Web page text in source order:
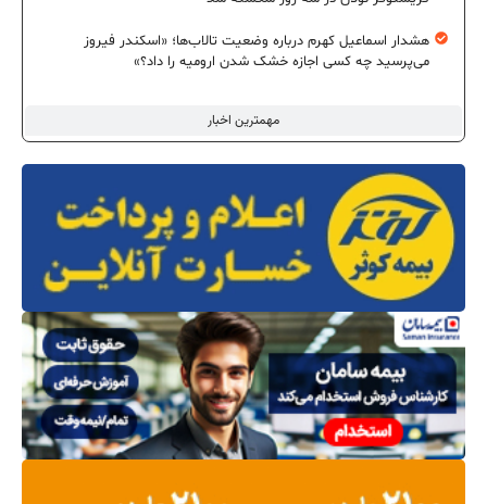
مهمترین اخبار
هشدار اسماعیل کهرم درباره وضعیت تالاب‌ها؛ «اسکندر فیروز
می‌پرسید چه کسی اجازه خشک شدن ارومیه را داد؟»